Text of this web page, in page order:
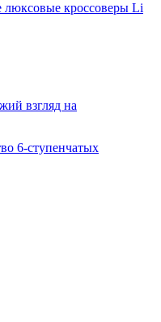
люксовые кроссоверы Li
взгляд на
6-ступенчатых